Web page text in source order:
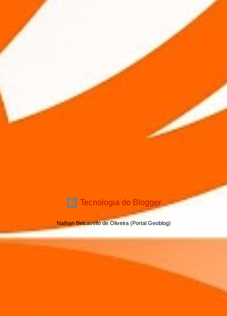
Tecnologia do Blogger
Nathan Belcavello de Oliveira (Portal Geoblog)